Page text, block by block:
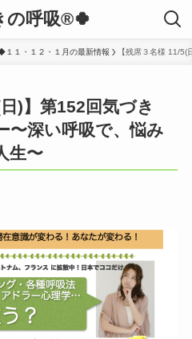
の呼吸®︎🍀
１・１２・１月の最新情報 【残席３名様 11/
)】第152回気づき
〜深い呼吸で、悩み
生〜